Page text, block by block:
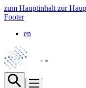
zum Hauptinhalt zur
Footer
en